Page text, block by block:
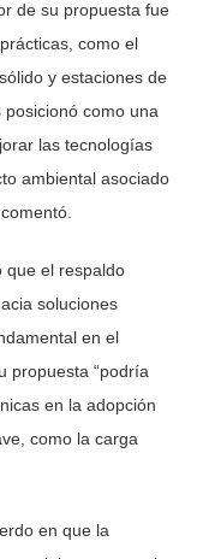
de su propuesta fue
como el
y estaciones de
como una
las tecnologías
ambiental asociado
que el respaldo
soluciones
en el
propuesta “podría
en la adopción
como la carga
en que la